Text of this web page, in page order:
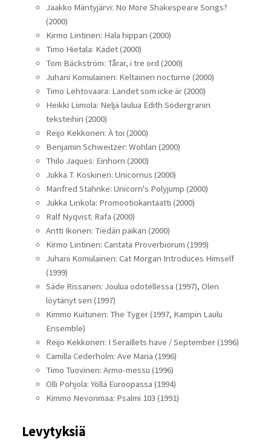
Jaakko Mäntyjärvi: No More Shakespeare Songs?
(2000)
Kirmo Lintinen: Hala hippan (2000)
Timo Hietala: Kädet (2000)
Tom Bäckström: Tårar, i tre ord (2000)
Juhani Komulainen: Keltainen nocturne (2000)
Timo Lehtovaara: Landet som icke är (2000)
Heikki Liimola: Neljä laulua Edith Södergranin
teksteihin (2000)
Reijo Kekkonen: À toi (2000)
Benjamin Schweitzer: Wohlan (2000)
Thilo Jaques: Einhorn (2000)
Jukka T. Koskinen: Unicornus (2000)
Manfred Stahnke: Unicorn's Polyjump (2000)
Jukka Linkola: Promootiokantaatti (2000)
Ralf Nyqvist: Rafa (2000)
Antti Ikonen: Tiedän paikan (2000)
Kirmo Lintinen: Cantata Proverbiorum (1999)
Juhani Komulainen: Cat Morgan Introduces Himself
(1999)
Säde Rissanen: Joulua odotellessa (1997), Olen
löytänyt sen (1997)
Kimmo Kuitunen: The Tyger (1997, Kampin Laulu
Ensemble)
Reijo Kekkonen: I Seraillets have / September (1996)
Camilla Cederholm: Ave Maria (1996)
Timo Tuovinen: Armo-messu (1996)
Olli Pohjola: Yöllä Euroopassa (1994)
Kimmo Nevonmaa: Psalmi 103 (1991)
Levytyksiä